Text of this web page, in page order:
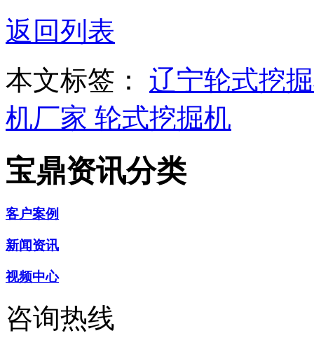
返回列表
本文标签： 辽宁轮式挖
机厂家 轮式挖掘机
宝鼎资讯分类
客户案例
新闻资讯
视频中心
咨询热线